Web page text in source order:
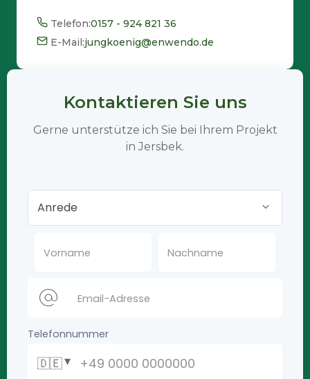
Telefon:0157 - 924 821 36
E-Mail:jungkoenig@enwendo.de
Kontaktieren Sie uns
Gerne unterstütze ich Sie bei Ihrem Projekt
in Jersbek.